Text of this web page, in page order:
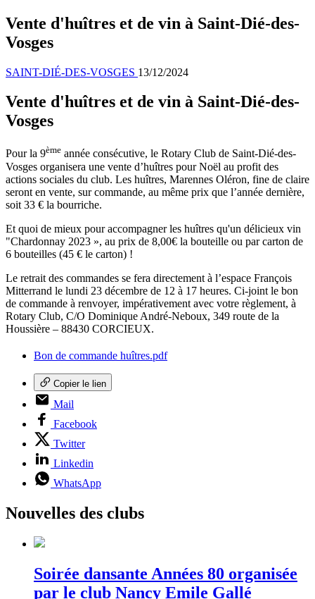
Vente d'huîtres et de vin à Saint-Dié-des-
Vosges
SAINT-DIÉ-DES-VOSGES 13/12/2024
Vente d'huîtres et de vin à Saint-Dié-des-
Vosges
Pour la 9ème année consécutive, le Rotary Club de Saint-Dié-des-
Vosges organisera une vente d’huîtres pour Noël au profit des
actions sociales du club. Les huîtres, Marennes Oléron, fine de claire
seront en vente, sur commande, au même prix que l’année dernière,
soit 33 € la bourriche.
Et quoi de mieux pour accompagner les huîtres qu'un délicieux vin
"Chardonnay 2023 », au prix de 8,00€ la bouteille ou par carton de
6 bouteilles (45 € le carton) !
Le retrait des commandes se fera directement à l’espace François
Mitterrand le lundi 23 décembre de 12 à 17 heures. Ci-joint le bon
de commande à renvoyer, impérativement avec votre règlement, à
Rotary Club, C/O Dominique André-Neboux, 349 route de la
Houssière – 88430 CORCIEUX.
Bon de commande huîtres.pdf
Copier le lien
Mail
Facebook
Twitter
Linkedin
WhatsApp
Nouvelles des clubs
Soirée dansante Années 80 organisée
par le club Nancy Emile Gallé